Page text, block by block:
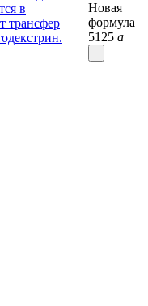
Новая
формула
5125 a